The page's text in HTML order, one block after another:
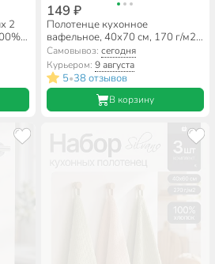
2
149 ₽
Полотенце кухонное
вафельное, 40х70 см, 170 г/м2,
100% хлопок, Самойловский
текстиль, Маки, Россия
Самовывоз: сегодня
Курьером: 9 августа
5•38 отзывов
В корзину